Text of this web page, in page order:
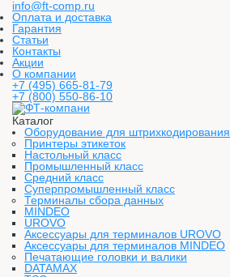
info@ft-comp.ru
Оплата и доставка
Гарантия
Статьи
Контакты
Акции
О компании
+7 (495) 665-81-79
+7 (800) 550-86-10
Каталог
Оборудование для штрихкодирования
Принтеры этикеток
Настольный класс
Промышленный класс
Средний класс
Суперпромышленный класс
Терминалы сбора данных
MINDEO
UROVO
Аксессуары для терминалов UROVO
Аксессуары для терминалов MINDEO
Печатающие головки и валики
DATAMAX